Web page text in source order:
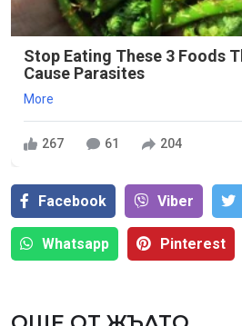
Stop Eating These 3 Foods
Cause Parasites
More
267 61 204
Facebook Viber
Whatsapp Pinterest